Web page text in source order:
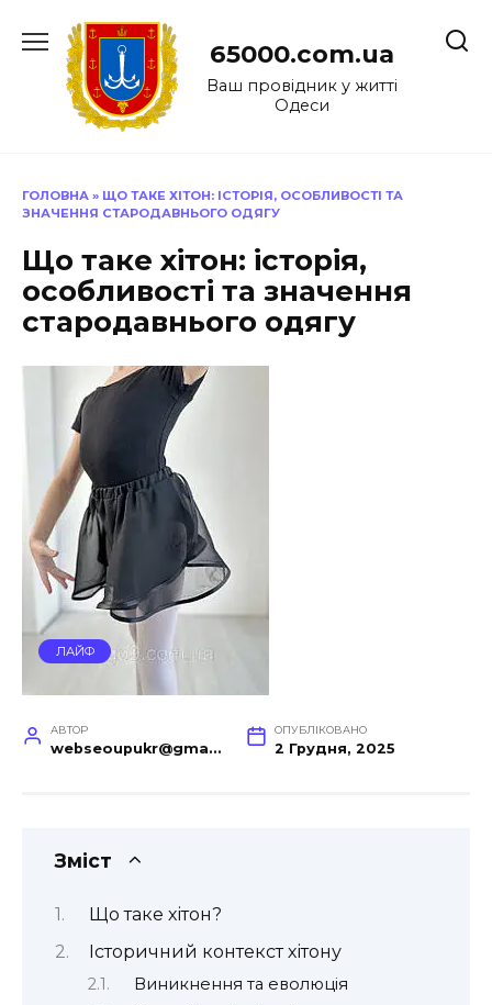
до
65000.com.ua
Ваш провідник у житті
Одеси
ГОЛОВНА » ЩО ТАКЕ ХІТОН: ІСТОРІЯ, ОСОБЛИВОСТІ ТА
ЗНАЧЕННЯ СТАРОДАВНЬОГО ОДЯГУ
Що таке хітон: історія,
особливості та значення
стародавнього одягу
ЛАЙФ
АВТОР
webseoupukr@gmail.com
ОПУБЛІКОВАНО
2 Грудня, 2025
Зміст
Що таке хітон?
Історичний контекст хітону
Виникнення та еволюція